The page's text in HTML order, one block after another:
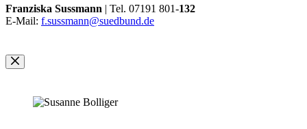
Franziska Sussmann | Tel. 07191 801-132
E-Mail: f.sussmann@suedbund.de